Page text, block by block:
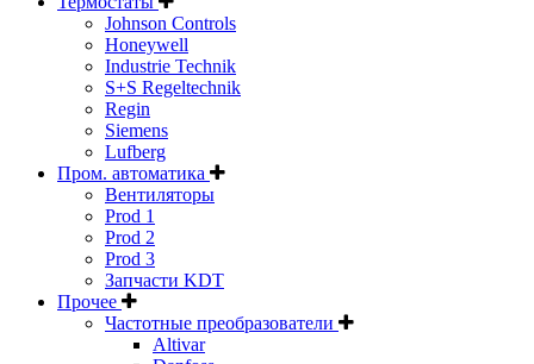
Johnson Controls
Honeywell
Industrie Technik
S+S Regeltechnik
Regin
Siemens
Lufberg
Пром. автоматика
Вентиляторы
Prod 1
Prod 2
Prod 3
Запчасти KDT
Прочее
Частотные преобразователи
Altivar